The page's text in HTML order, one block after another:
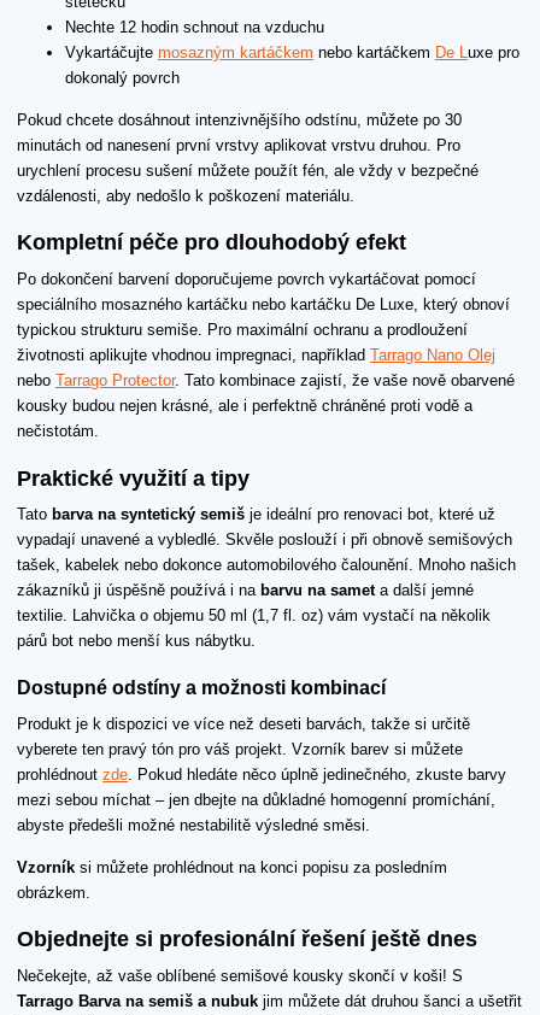
Nechte 12 hodin schnout na vzduchu
Vykartáčujte mosazným kartáčkem nebo kartáčkem De L uxe pro
dokonalý povrch
Pokud chcete dosáhnout intenzivnějšího odstínu, můžete po 30
minutách od nanesení první vrstvy aplikovat vrstvu druhou. Pro
urychlení procesu sušení můžete použít fén, ale vždy v bezpečné
vzdálenosti, aby nedošlo k poškození materiálu.
Kompletní péče pro dlouhodobý efekt
Po dokončení barvení doporučujeme povrch vykartáčovat pomocí
speciálního mosazného kartáčku nebo kartáčku De Luxe, který obnoví
typickou strukturu semiše. Pro maximální ochranu a prodloužení
životnosti aplikujte vhodnou impregnaci, například Tarrago Nano Olej
nebo Tarrago Protector. Tato kombinace zajistí, že vaše nově obarvené
kousky budou nejen krásné, ale i perfektně chráněné proti vodě a
nečistotám.
Praktické využití a tipy
Tato barva na syntetický semiš je ideální pro renovaci bot, které už
vypadají unavené a vybledlé. Skvěle poslouží i při obnově semišových
tašek, kabelek nebo dokonce automobilového čalounění. Mnoho našich
zákazníků ji úspěšně používá i na barvu na sameta další jemné
textilie. Lahvička o objemu 50 ml (1,7 fl. oz) vám vystačí na několik
párů bot nebo menší kus nábytku.
Dostupné odstíny a možnosti kombinací
Produkt je k dispozici ve více než deseti barvách, takže si určitě
vyberete ten pravý tón pro váš projekt. Vzorník barev si můžete
prohlédnout zde . Pokud hledáte něco úplně jedinečného, zkuste barvy
mezi sebou míchat – jen dbejte na důkladné homogenní promíchání,
abyste předešli možné nestabilitě výsledné směsi.
Vzorník si můžete prohlédnout na konci popisu za posledním
obrázkem.
Objednejte si profesionální řešení ještě dnes
Nečekejte, až vaše oblíbené semišové kousky skončí v koši! S
Tarrago Barva na semiš a nubuk jim můžete dát druhou šanci a ušetřit